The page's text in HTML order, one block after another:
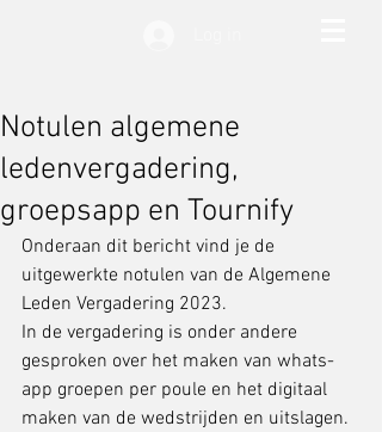
Notulen algemene
ledenvergadering,
groepsapp en Tournify
Onderaan dit bericht vind je de
uitgewerkte notulen van de Algemene
Leden Vergadering 2023.
In de vergadering is onder andere
gesproken over het maken van whats-
app groepen per poule en het digitaal
maken van de wedstrijden en uitslagen.